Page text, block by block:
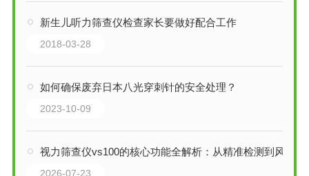
新生儿听力筛查仪检查家长要做好配合工作
2018-03-28
如何确保废弃日本八光穿刺针的安全处理？
2023-10-09
视力筛查仪vs100的核心功能全解析：从精准检测到风险预警，一步到位！
2026-07-23